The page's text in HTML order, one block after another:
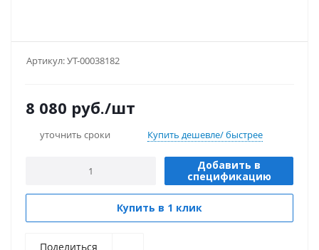
Артикул:УТ-00038182
8 080 руб./шт
уточнить сроки Купить дешевле/ быстрее
Добавить в
спецификацию
Купить в 1 клик
Поделиться